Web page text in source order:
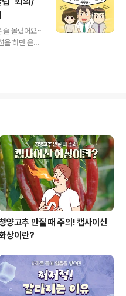
증을 호소
명에 달한다
는 있지만 밤
하고 눈꺼
포기하고
줄 몰랐어요~
을 하면 온몸
한번 해보세
양고추 만질 때 주의! 캡사이신
상이란?